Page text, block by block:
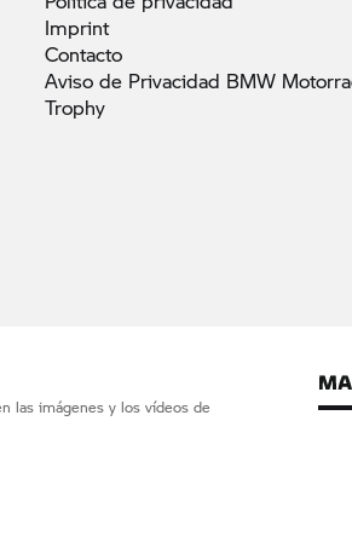
Imprint
Contacto
Aviso de Privacidad BMW
Trophy
las imágenes y los vídeos de